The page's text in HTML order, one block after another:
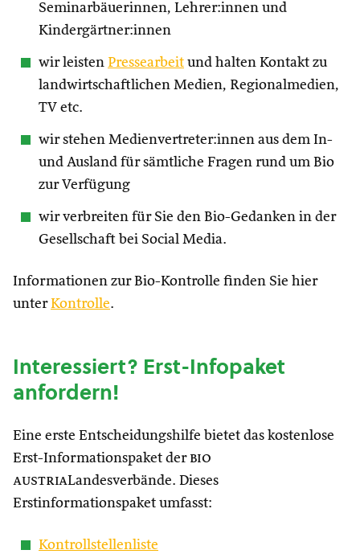
Seminarbäuerinnen, Lehrer:innen und
Kindergärtner:innen
wir leisten Pressearbeit und halten Kontakt zu
landwirtschaftlichen Medien, Regionalmedien,
TV etc.
wir stehen Medienvertreter:innen aus dem In-
und Ausland für sämtliche Fragen rund um Bio
zur Verfügung
wir verbreiten für Sie den Bio-Gedanken in der
Gesellschaft bei Social Media.
Informationen zur Bio-Kontrolle finden Sie hier
unterKontrolle.
Interessiert? Erst-Infopaket
anfordern!
Eine erste Entscheidungshilfe bietet das kostenlose
Erst-Informationspaket der bio
austriaLandesverbände. Dieses
Erstinformationspaket umfasst:
Kontrollstellenliste